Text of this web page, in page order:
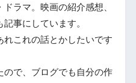
ラマ。映画の紹介感想、
事にしています。
れこれの話とかしたいです
ので、ブログでも自分の作